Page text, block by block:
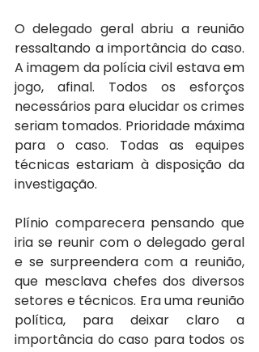
O delegado geral abriu a reunião
ressaltando a importância do caso.
A imagem da polícia civil estava em
jogo, afinal. Todos os esforços
necessários para elucidar os crimes
seriam tomados. Prioridade máxima
para o caso. Todas as equipes
técnicas estariam à disposição da
investigação.
Plínio comparecera pensando que
iria se reunir com o delegado geral
e se surpreendera com a reunião,
que mesclava chefes dos diversos
setores e técnicos. Era uma reunião
política, para deixar claro a
importância do caso para todos os